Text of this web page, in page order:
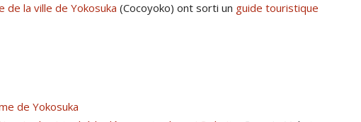
de la ville de Yokosuka (Cocoyoko) ont sorti un guide touristique
de Yokosuka